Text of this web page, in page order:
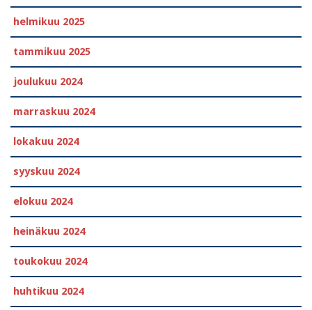
helmikuu 2025
tammikuu 2025
joulukuu 2024
marraskuu 2024
lokakuu 2024
syyskuu 2024
elokuu 2024
heinäkuu 2024
toukokuu 2024
huhtikuu 2024